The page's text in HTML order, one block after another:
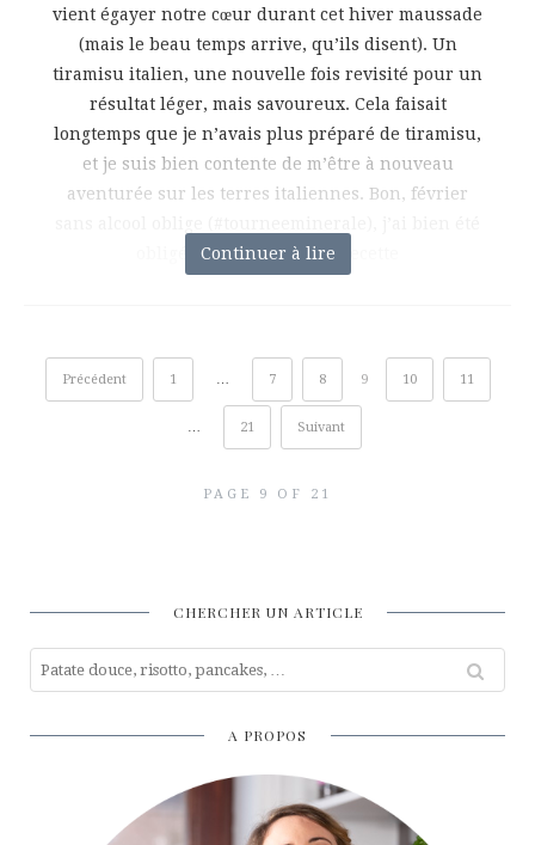
vient égayer notre cœur durant cet hiver maussade
(mais le beau temps arrive, qu’ils disent). Un
tiramisu italien, une nouvelle fois revisité pour un
résultat léger, mais savoureux. Cela faisait
longtemps que je n’avais plus préparé de tiramisu,
et je suis bien contente de m’être à nouveau
aventurée sur les terres italiennes. Bon, février
obligée de réaliser cette recette
Continuer à lire
Précédent 1 … 7 8 9 10 11
… 21 Suivant
PAGE 9 OF 21
CHERCHER UN ARTICLE
A PROPOS